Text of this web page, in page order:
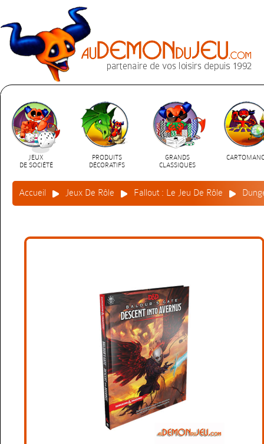
JEUX
DE SOCIÉTÉ
PRODUITS
DÉCORATIFS
GRANDS
CLASSIQUES
Accueil Jeux De Rôle Fallout : Le Jeu De Rôle